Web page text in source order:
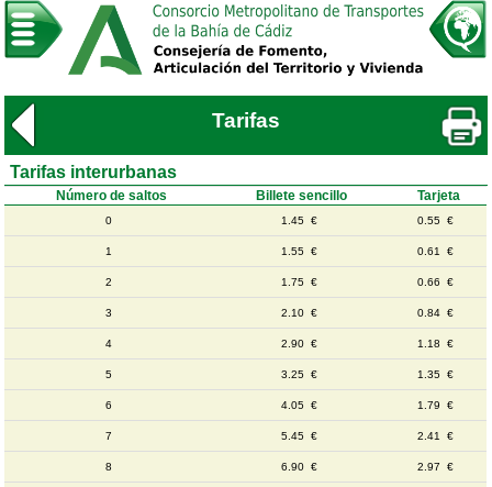
Tarifas
Tarifas interurbanas
Número de saltos Billete sencillo Tarjeta
0 1.45 € 0.55 €
1 1.55 € 0.61 €
2 1.75 € 0.66 €
3 2.10 € 0.84 €
4 2.90 € 1.18 €
5 3.25 € 1.35 €
6 4.05 € 1.79 €
7 5.45 € 2.41 €
8 6.90 € 2.97 €